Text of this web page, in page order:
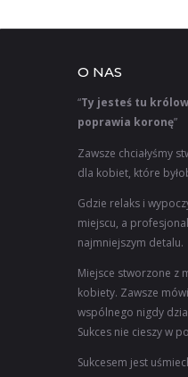
O NAS
“Ty jesteś tu
poprawia koronę”
Zawsze chciałyśmy
dla kobiet, które
Gdzie relaks i
miejscu, a
najmniejszym detalu.
Miejsce stworzone z
kobiety. Zawsze
wspólnego nigdy
Sukces nie cieszy w
Sukcesem jest